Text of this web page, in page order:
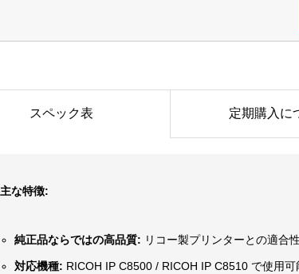
スペック表 定期購入に
主な特徴:
純正品ならではの高品質: リコー製プリンターとの適合
対応機種: RICOH IP C8500 / RICOH IP C8510 で使用可